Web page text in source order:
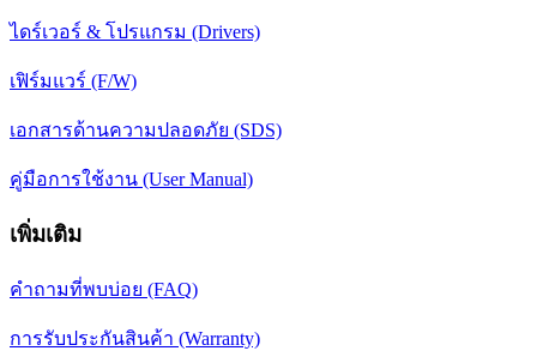
ไดร์เวอร์ & โปรแกรม (Drivers)
เฟิร์มแวร์ (F/W)
เอกสารด้านความปลอดภัย (SDS)
คู่มือการใช้งาน (User Manual)
เพิ่มเติม
คำถามที่พบบ่อย (FAQ)
การรับประกันสินค้า (Warranty)